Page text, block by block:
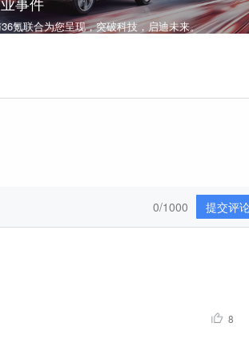
氪联合为您呈现，突破科技，启迪未来。
提交评
0/1000
8